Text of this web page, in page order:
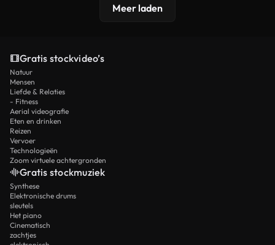
Meer laden
Gratis stockvideo’s
Natuur
Mensen
Liefde & Relaties
- Fitness
Aerial videografie
Eten en drinken
Reizen
Vervoer
Technologieën
Zoom virtuele achtergronden
Gratis stockmuziek
Synthese
Elektronische drums
sleutels
Het piano
Cinematisch
zachtjes